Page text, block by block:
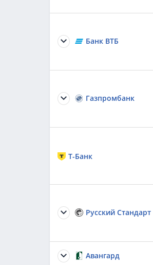
Банк ВТБ
Газпромбанк
Т-Банк
Русский Стандарт
Авангард